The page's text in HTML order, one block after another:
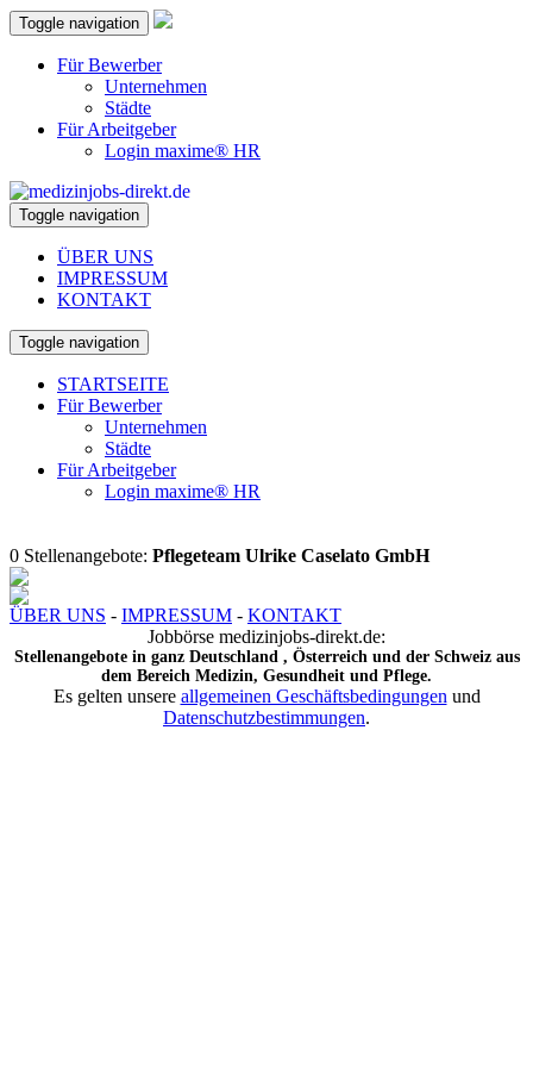
Toggle navigation
Für Bewerber
Unternehmen
Städte
Für Arbeitgeber
Login maxime® HR
Toggle navigation
ÜBER UNS
IMPRESSUM
KONTAKT
Toggle navigation
STARTSEITE
Für Bewerber
Unternehmen
Städte
Für Arbeitgeber
Login maxime® HR
0 Stellenangebote: Pflegeteam Ulrike Caselato GmbH
ÜBER UNS - IMPRESSUM - KONTAKT
Jobbörse medizinjobs-direkt.de:
Stellenangebote in ganz Deutschland , Österreich und der Schweiz aus
dem Bereich Medizin, Gesundheit und Pflege.
Es gelten unsere allgemeinen Geschäftsbedingungen und
Datenschutzbestimmungen.